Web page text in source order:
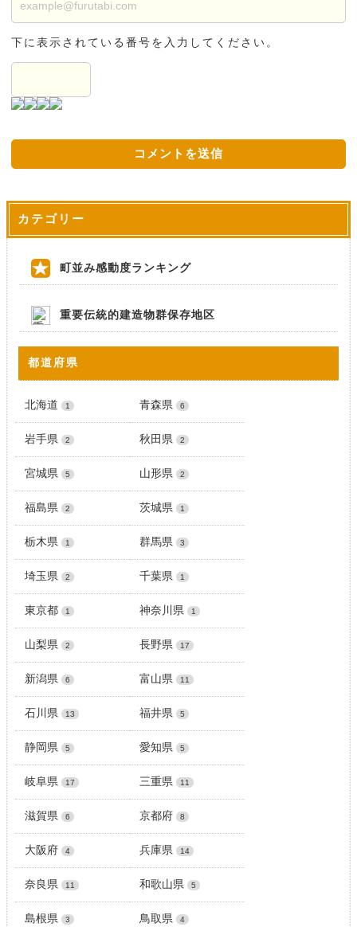
下に表示されている番号を入力してください。
カテゴリー
町並み感動度ランキング
重要伝統的建造物群保存地区
都道府県
北海道 1 青森県 6
岩手県 2 秋田県 2
宮城県 5 山形県 2
福島県 2 茨城県 1
栃木県 1 群馬県 3
埼玉県 2 千葉県 1
東京都 1 神奈川県 1
山梨県 2 長野県 17
新潟県 6 富山県 11
石川県 13 福井県 5
静岡県 5 愛知県 5
岐阜県 17 三重県 11
滋賀県 6 京都府 8
大阪府 4 兵庫県 14
奈良県 11 和歌山県 5
島根県 3 鳥取県 4